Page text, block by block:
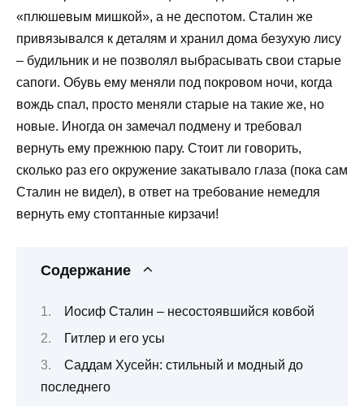
«плюшевым мишкой», а не деспотом. Сталин же
привязывался к деталям и хранил дома безухую лису
– будильник и не позволял выбрасывать свои старые
сапоги. Обувь ему меняли под покровом ночи, когда
вождь спал, просто меняли старые на такие же, но
новые. Иногда он замечал подмену и требовал
вернуть ему прежнюю пару. Стоит ли говорить,
сколько раз его окружение закатывало глаза (пока сам
Сталин не видел), в ответ на требование немедля
вернуть ему стоптанные кирзачи!
Содержание
Иосиф Сталин – несостоявшийся ковбой
Гитлер и его усы
Саддам Хусейн: стильный и модный до
последнего